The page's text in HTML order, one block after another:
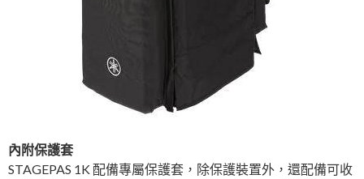
內附保護套
STAGEPAS 1K 配備專屬保護套，除保護裝置外，還配備可收